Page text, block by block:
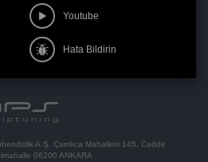
Youtube
Hata Bildirin
A.Ş. Çamlıca Mahallesi 145. Cadde
06200 ANKARA